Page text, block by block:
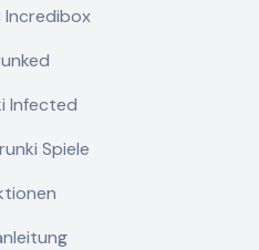
Incredibox
Infected
Spiele